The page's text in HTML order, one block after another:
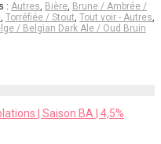
: Autres, Bière, Brune / Ambrée /
, Torréfiée / Stout, Tout voir - Autres,
/ Belgian Dark Ale / Oud Bruin
| Saison BA | 4,5%